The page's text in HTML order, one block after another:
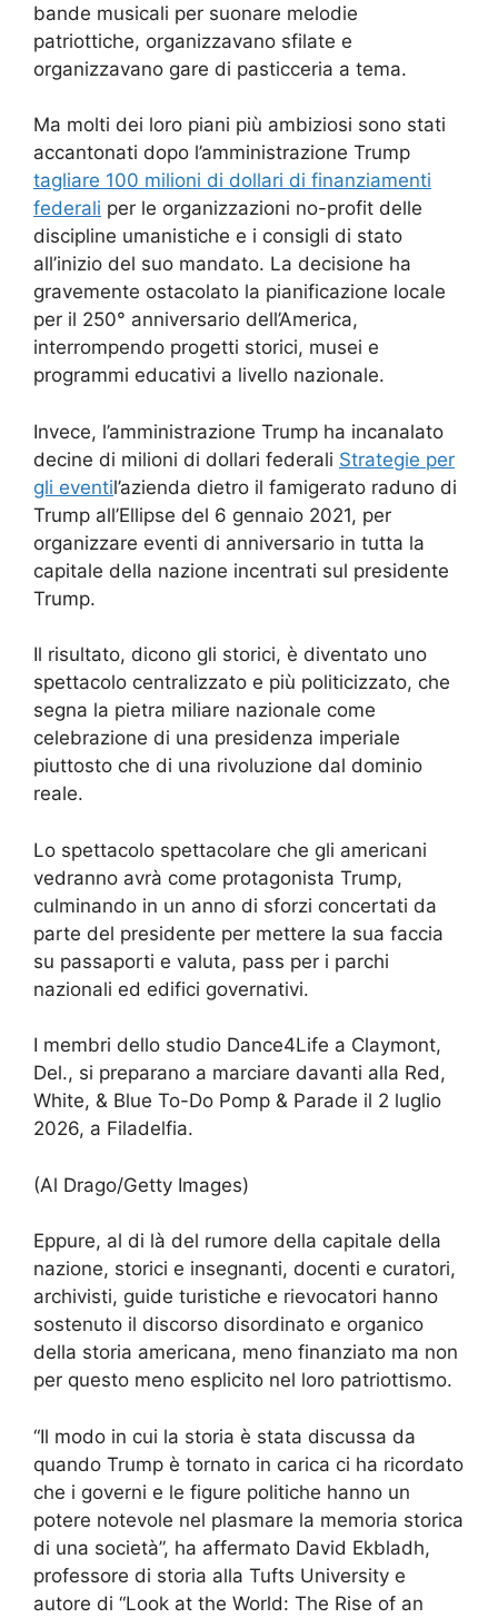
bande musicali per suonare melodie
patriottiche, organizzavano sfilate e
organizzavano gare di pasticceria a tema.
Ma molti dei loro piani più ambiziosi sono stati
accantonati dopo l’amministrazione Trump
tagliare 100 milioni di dollari di finanziamenti
federali per le organizzazioni no-profit delle
discipline umanistiche e i consigli di stato
all’inizio del suo mandato. La decisione ha
gravemente ostacolato la pianificazione locale
per il 250° anniversario dell’America,
interrompendo progetti storici, musei e
programmi educativi a livello nazionale.
Invece, l’amministrazione Trump ha incanalato
decine di milioni di dollari federali Strategie per
gli eventil’azienda dietro il famigerato raduno di
Trump all’Ellipse del 6 gennaio 2021, per
organizzare eventi di anniversario in tutta la
capitale della nazione incentrati sul presidente
Trump.
Il risultato, dicono gli storici, è diventato uno
spettacolo centralizzato e più politicizzato, che
segna la pietra miliare nazionale come
celebrazione di una presidenza imperiale
piuttosto che di una rivoluzione dal dominio
reale.
Lo spettacolo spettacolare che gli americani
vedranno avrà come protagonista Trump,
culminando in un anno di sforzi concertati da
parte del presidente per mettere la sua faccia
su passaporti e valuta, pass per i parchi
nazionali ed edifici governativi.
I membri dello studio Dance4Life a Claymont,
Del., si preparano a marciare davanti alla Red,
White, & Blue To-Do Pomp & Parade il 2 luglio
2026, a Filadelfia.
(Al Drago/Getty Images)
Eppure, al di là del rumore della capitale della
nazione, storici e insegnanti, docenti e curatori,
archivisti, guide turistiche e rievocatori hanno
sostenuto il discorso disordinato e organico
della storia americana, meno finanziato ma non
per questo meno esplicito nel loro patriottismo.
“Il modo in cui la storia è stata discussa da
quando Trump è tornato in carica ci ha ricordato
che i governi e le figure politiche hanno un
potere notevole nel plasmare la memoria storica
di una società”, ha affermato David Ekbladh,
professore di storia alla Tufts University e
autore di “Look at the World: The Rise of an